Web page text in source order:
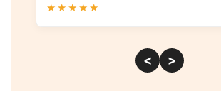
★ ★ ★ ★ ★
< >